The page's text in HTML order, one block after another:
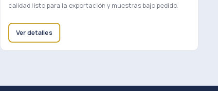
calidad listo para la exportación y muestras bajo pedido.
Ver detalles